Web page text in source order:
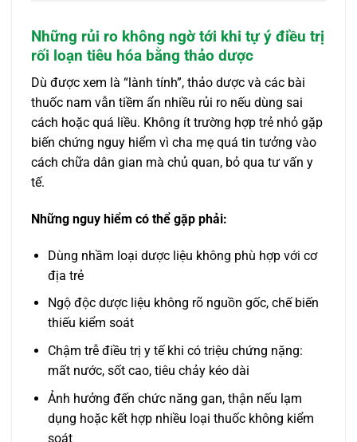
Những rủi ro không ngờ tới khi tự ý điều trị
rối loạn tiêu hóa bằng thảo dược
Dù được xem là “lành tính”, thảo dược và các bài
thuốc nam vẫn tiềm ẩn nhiều rủi ro nếu dùng sai
cách hoặc quá liều. Không ít trường hợp trẻ nhỏ gặp
biến chứng nguy hiểm vì cha mẹ quá tin tưởng vào
cách chữa dân gian mà chủ quan, bỏ qua tư vấn y
tế.
Những nguy hiểm có thể gặp phải:
Dùng nhầm loại dược liệu không phù hợp với cơ
địa trẻ
Ngộ độc dược liệu không rõ nguồn gốc, chế biến
thiếu kiểm soát
Chậm trễ điều trị y tế khi có triệu chứng nặng:
mất nước, sốt cao, tiêu chảy kéo dài
Ảnh hưởng đến chức năng gan, thận nếu lạm
dụng hoặc kết hợp nhiều loại thuốc không kiểm
soát